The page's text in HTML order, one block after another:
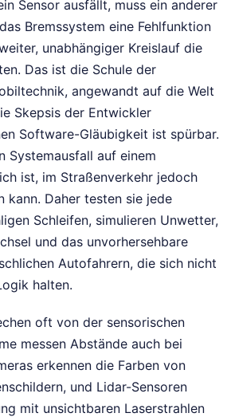
Sensor ausfällt, muss ein anderer
Bremssystem eine Fehlfunktion
unabhängiger Kreislauf die
Das ist die Schule der
angewandt auf die Welt
Skepsis der Entwickler
Software-Gläubigkeit ist spürbar.
Systemausfall auf einem
ist, im Straßenverkehr jedoch
kann. Daher testen sie jede
Schleifen, simulieren Unwetter,
und das unvorhersehbare
Autofahrern, die sich nicht
halten.
oft von der sensorischen
messen Abstände auch bei
erkennen die Farben von
und Lidar-Sensoren
mit unsichtbaren Laserstrahlen